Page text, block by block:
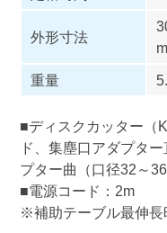
外形寸法
重量
■ディスクカッター（
ド、集塵口アダプタ
プター曲（口径32～
■電源コード：2m
※補助テーブル最伸長